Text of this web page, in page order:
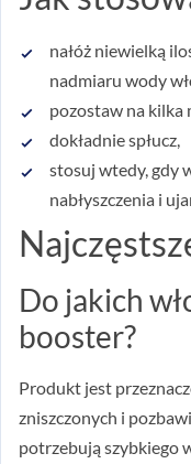
nałóż niewielką
nadmiaru wody
pozostaw na kilka
dokładnie spłucz,
stosuj wtedy, gdy
nabłyszczenia i
Do jakich
booster?
Produkt jest
zniszczonych i
potrzebują szybkiego